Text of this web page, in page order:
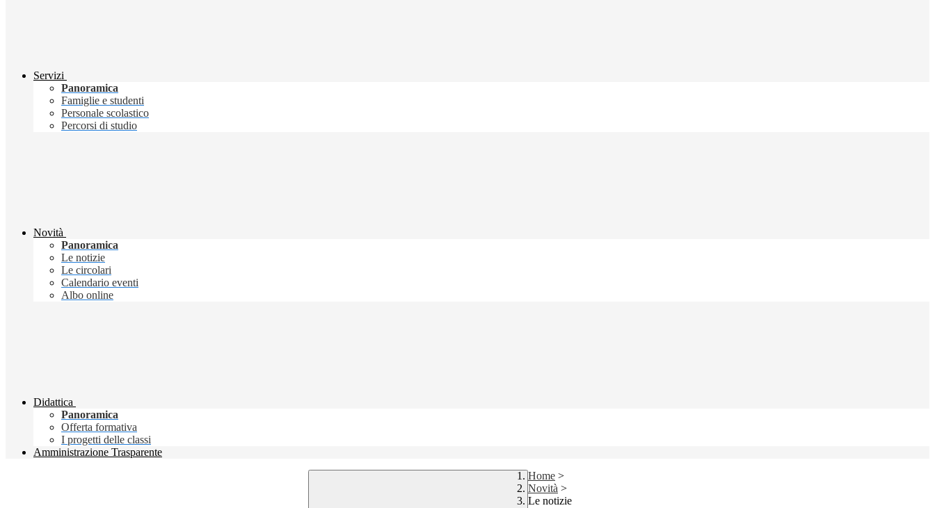
Servizi
Panoramica
Famiglie e studenti
Personale scolastico
Percorsi di studio
Novità
Panoramica
Le notizie
Le circolari
Calendario eventi
Albo online
Didattica
Panoramica
Offerta formativa
I progetti delle classi
Amministrazione Trasparente
Home >
Novità >
Le notizie